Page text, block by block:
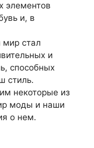
элементов
и, в
стал
и
способных
стиль.
некоторые из
моды и наши
о нем.